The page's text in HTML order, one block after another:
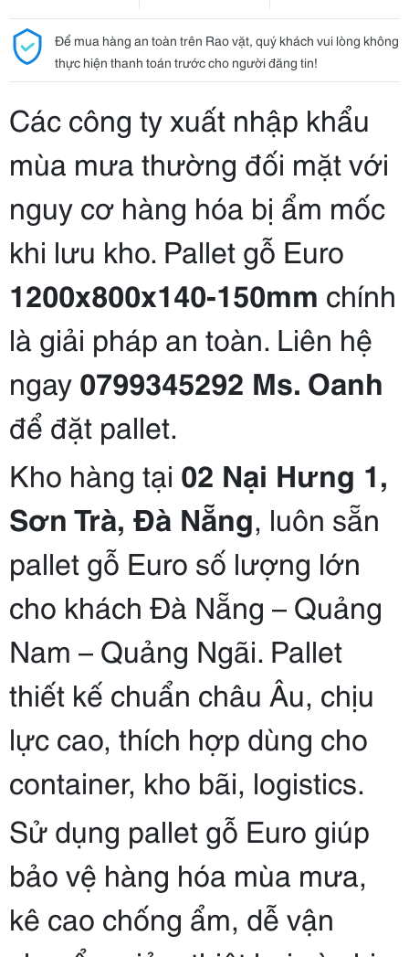
Để mua hàng an toàn trên Rao vặt, quý khách vui lòng không
thực hiện thanh toán trước cho người đăng tin!
Các công ty xuất nhập khẩu
mùa mưa thường đối mặt với
nguy cơ hàng hóa bị ẩm mốc
khi lưu kho. Pallet gỗ Euro
1200x800x140-150mm chính
là giải pháp an toàn. Liên hệ
ngay0799345292 Ms. Oanh
để đặt pallet.
Kho hàng tại 02 Nại Hưng 1,
Sơn Trà, Đà Nẵng, luôn sẵn
pallet gỗ Euro số lượng lớn
cho khách Đà Nẵng – Quảng
Nam – Quảng Ngãi. Pallet
thiết kế chuẩn châu Âu, chịu
lực cao, thích hợp dùng cho
container, kho bãi, logistics.
Sử dụng pallet gỗ Euro giúp
bảo vệ hàng hóa mùa mưa,
kê cao chống ẩm, dễ vận